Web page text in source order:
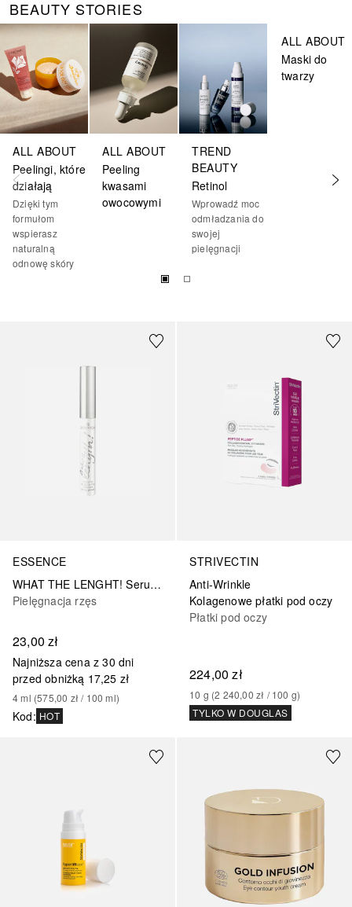
BEAUTY STORIES
Pomiń
ALL ABOUT
Peelingi, które
działają
Dzięki tym
formułom
wspierasz
naturalną
odnowę skóry
ALL ABOUT
Peeling
kwasami
owocowymi
TREND
BEAUTY
Retinol
Wprowadź moc
odmładzania do
swojej
pielęgnacji
ALL ABOUT
Maski do
twarzy
ESSENCE
WHAT THE LENGHT! Serum stymulujące wzrost rzęs
Pielęgnacja rzęs
23,00 zł
Najniższa cena z 30 dni
przed obniżką 17,25 zł
4 ml (575,00 zł / 100 ml)
Kod: HOT
STRIVECTIN
Anti-Wrinkle
Kolagenowe płatki pod oczy
Płatki pod oczy
224,00 zł
10 g (2 240,00 zł / 100 g)
TYLKO W DOUGLAS